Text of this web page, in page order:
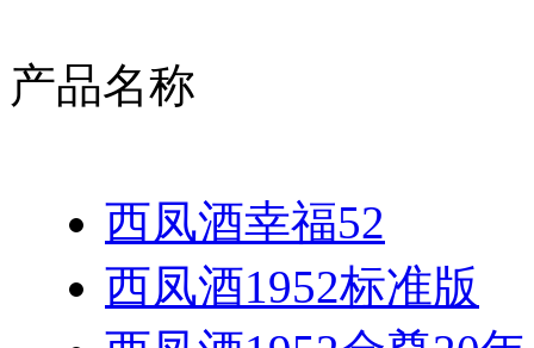
产品名称
西凤酒幸福52
西凤酒1952标准版